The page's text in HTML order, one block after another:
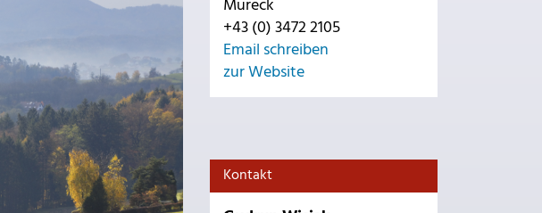
Mureck
+43 (0) 3472 2105
Email schreiben
zur Website
Kontakt